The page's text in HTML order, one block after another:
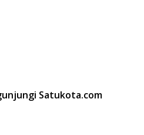
Satukota.com